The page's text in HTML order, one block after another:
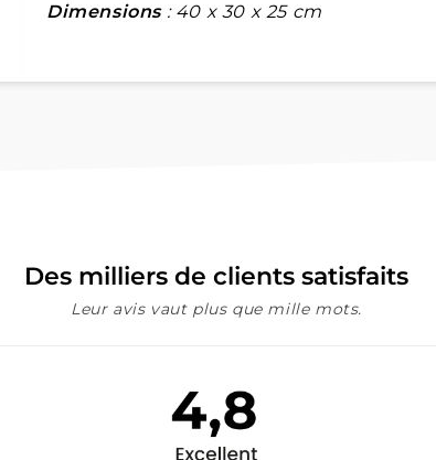
Dimensions: 40 x 30 x 25 cm
Des milliers de clients satisfaits
Leur avis vaut plus que mille mots.